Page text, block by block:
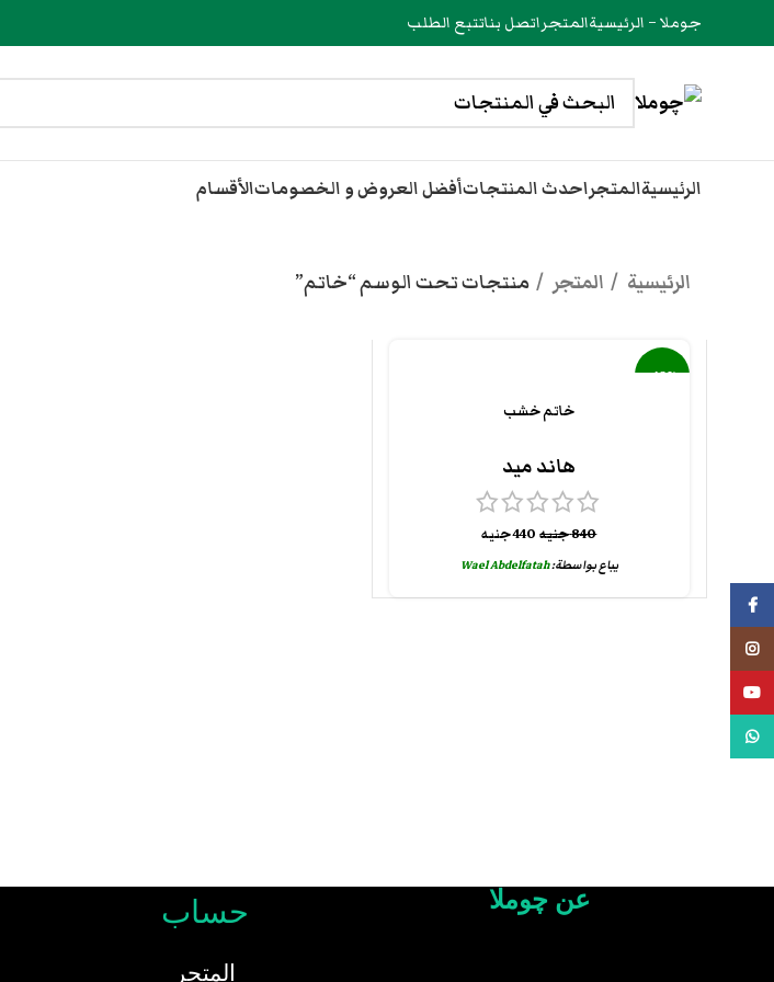
جوملا – الرئيسيةالمتجراتصل بناتتبع الطلب
الرئيسيةالمتجراحدث المنتجاتأفضل العروض و الخصوماتالأقسام
الرئيسية المتجر منتجات تحت الوسم “خاتم”
-48%
خاتم خشب
هاند ميد
840جنيه 440جنيه
يباع بواسطة:Wael Abdelfatah
عن چوملا حساب
المتجر
فيسبوك